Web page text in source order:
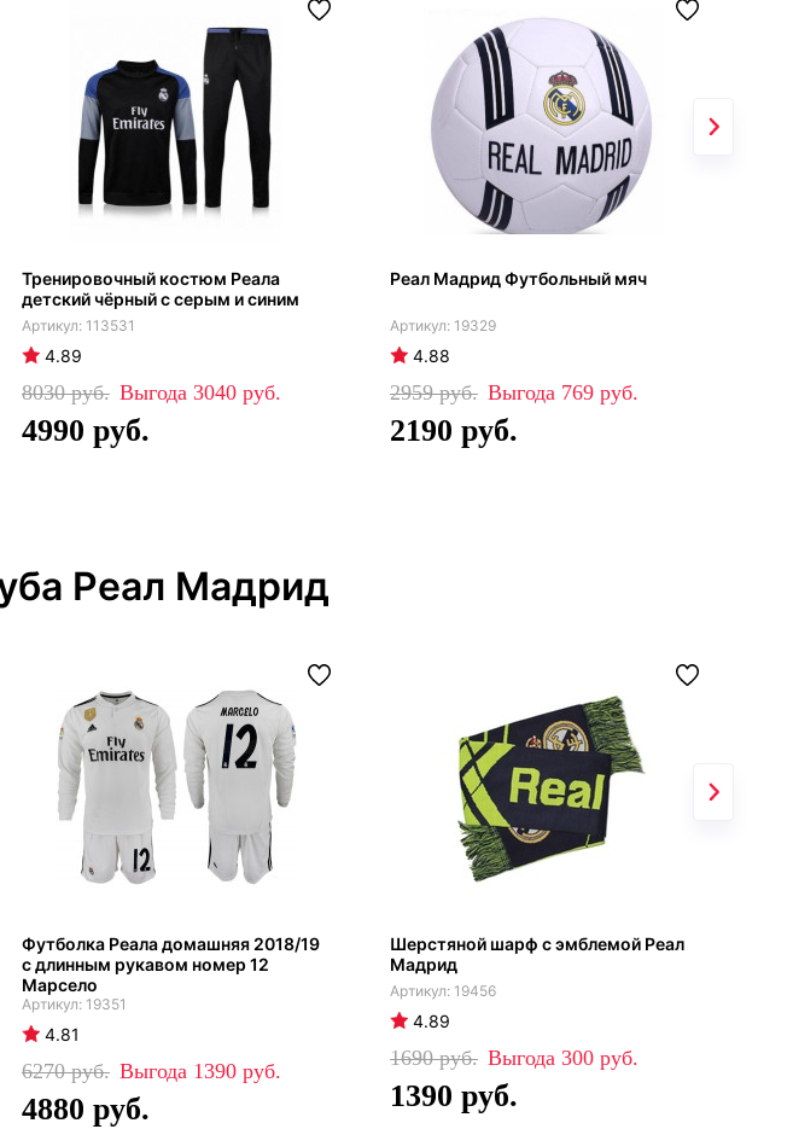
Тренировочный костюм Реала
детский чёрный с серым и синим
113531
4.89
8030 3040
4990
Реал Мадрид Футбольный мяч
19329
4.88
2959 769
2190
Реал Мадрид
Футболка Реала домашняя 2018/19
с длинным рукавом номер 12
Марсело
19351
4.81
6270 1390
4880
Шерстяной шарф с эмблемой Реал
Мадрид
19456
4.89
1690 300
1390